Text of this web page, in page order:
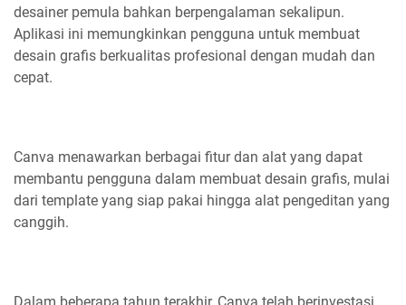
desainer pemula bahkan berpengalaman sekalipun.
Aplikasi ini memungkinkan pengguna untuk membuat
desain grafis berkualitas profesional dengan mudah dan
cepat.
Canva menawarkan berbagai fitur dan alat yang dapat
membantu pengguna dalam membuat desain grafis, mulai
dari template yang siap pakai hingga alat pengeditan yang
canggih.